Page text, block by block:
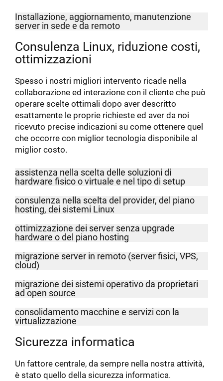
Installazione, aggiornamento, manutenzione
server in sede e da remoto
Consulenza Linux, riduzione costi,
ottimizzazioni
Spesso i nostri migliori intervento ricade nella
collaborazione ed interazione con il cliente che può
operare scelte ottimali dopo aver descritto
esattamente le proprie richieste ed aver da noi
ricevuto precise indicazioni su come ottenere quel
che occorre con miglior tecnologia disponibile al
miglior costo.
assistenza nella scelta delle soluzioni di
hardware fisico o virtuale e nel tipo di setup
consulenza nella scelta del provider, del piano
hosting, dei sistemi Linux
ottimizzazione dei server senza upgrade
hardware o del piano hosting
migrazione server in remoto (server fisici, VPS,
cloud)
migrazione dei sistemi operativo da proprietari
ad open source
consolidamento macchine e servizi con la
virtualizzazione
Sicurezza informatica
Un fattore centrale, da sempre nella nostra attività,
è stato quello della sicurezza informatica.